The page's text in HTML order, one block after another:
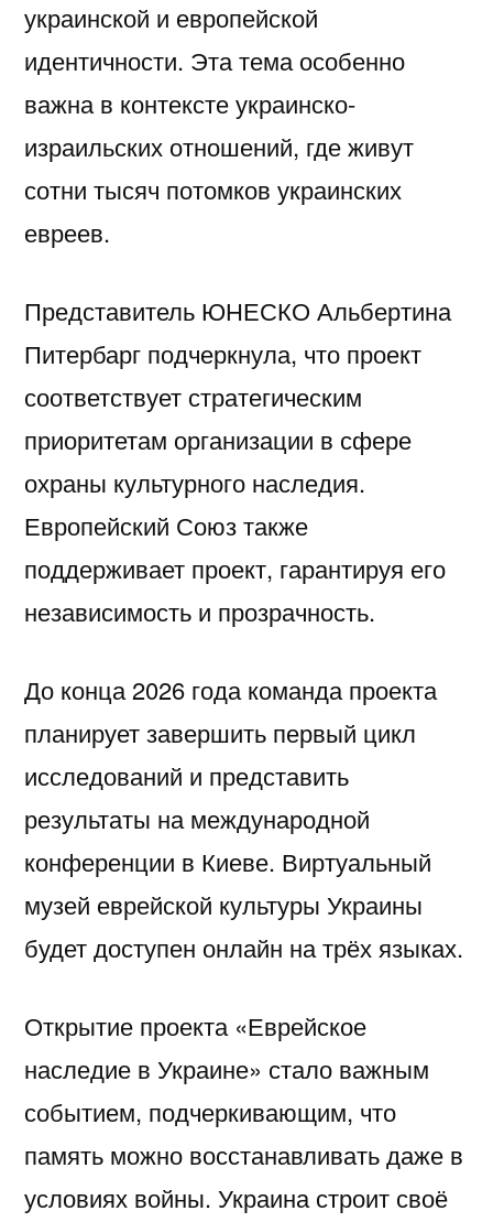
украинской и европейской
идентичности. Эта тема особенно
важна в контексте украинско-
израильских отношений, где живут
сотни тысяч потомков украинских
евреев.
Представитель ЮНЕСКО Альбертина
Питербарг подчеркнула, что проект
соответствует стратегическим
приоритетам организации в сфере
охраны культурного наследия.
Европейский Союз также
поддерживает проект, гарантируя его
независимость и прозрачность.
До конца 2026 года команда проекта
планирует завершить первый цикл
исследований и представить
результаты на международной
конференции в Киеве. Виртуальный
музей еврейской культуры Украины
будет доступен онлайн на трёх языках.
Открытие проекта «Еврейское
наследие в Украине» стало важным
событием, подчеркивающим, что
память можно восстанавливать даже в
условиях войны. Украина строит своё